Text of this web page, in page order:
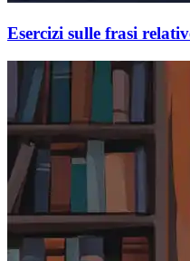
Esercizi sulle frasi